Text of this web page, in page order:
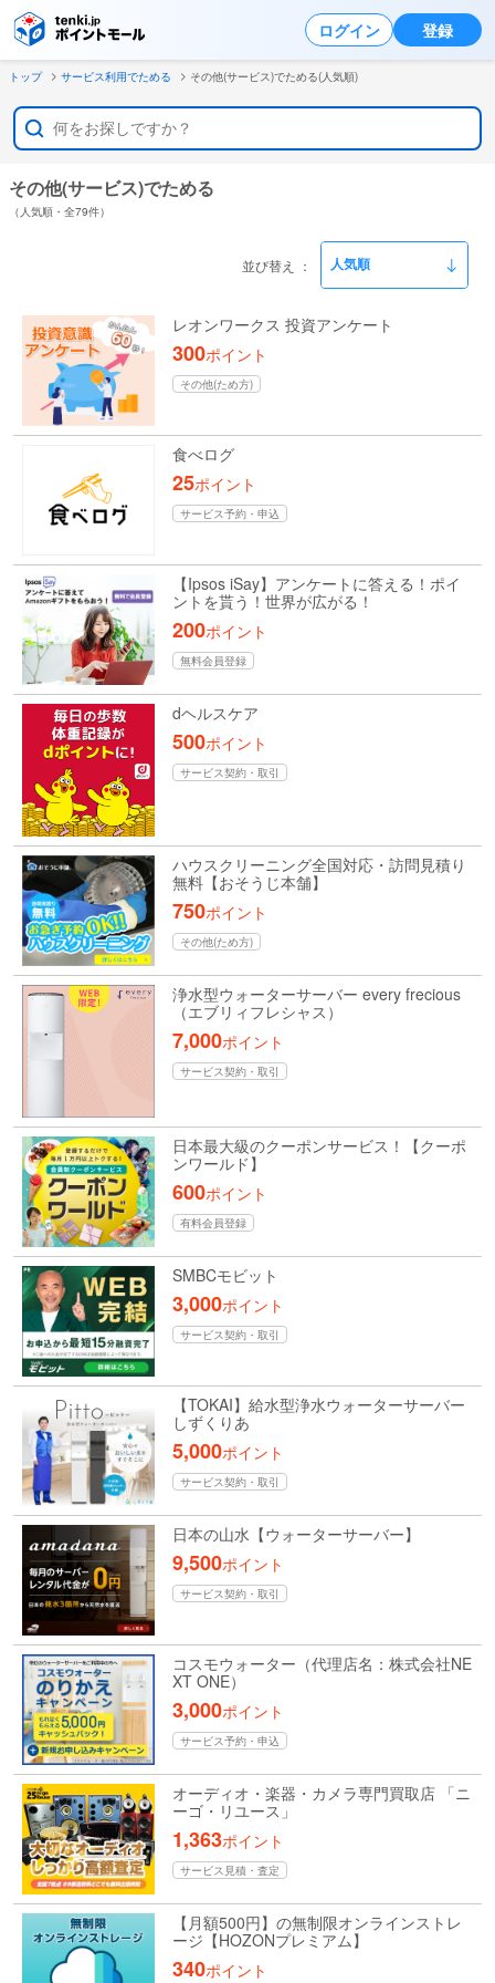
ログイン 登録
トップ サービス利用でためる その他(サービス)でためる(人気順)
その他(サービス)でためる
（人気順・全79件）
並び替え
レオンワークス 投資アンケート
300ポイント
その他(ため方)
食べログ
25ポイント
サービス予約・申込
【Ipsos iSay】アンケートに答える！ポイ
ントを貰う！世界が広がる！
200ポイント
無料会員登録
dヘルスケア
500ポイント
サービス契約・取引
ハウスクリーニング全国対応・訪問見積り
無料【おそうじ本舗】
750ポイント
その他(ため方)
浄水型ウォーターサーバー every frecious
（エブリィフレシャス）
7,000ポイント
サービス契約・取引
日本最大級のクーポンサービス！【クーポ
ンワールド】
600ポイント
有料会員登録
SMBCモビット
3,000ポイント
サービス契約・取引
【TOKAI】給水型浄水ウォーターサーバー
しずくりあ
5,000ポイント
サービス契約・取引
日本の山水【ウォーターサーバー】
9,500ポイント
サービス契約・取引
コスモウォーター（代理店名：株式会社NE
XT ONE）
3,000ポイント
サービス予約・申込
オーディオ・楽器・カメラ専門買取店 「ニ
ーゴ・リユース」
1,363ポイント
サービス見積・査定
【月額500円】の無制限オンラインストレ
ージ【HOZONプレミアム】
340ポイント